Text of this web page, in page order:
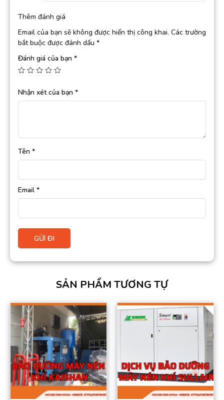
Thêm đánh giá
Email của bạn sẽ không được hiển thị công khai. Các trường
bắt buộc được đánh dấu *
Đánh giá của bạn *
Nhận xét của bạn *
Tên *
Email *
SẢN PHẨM TƯƠNG TỰ